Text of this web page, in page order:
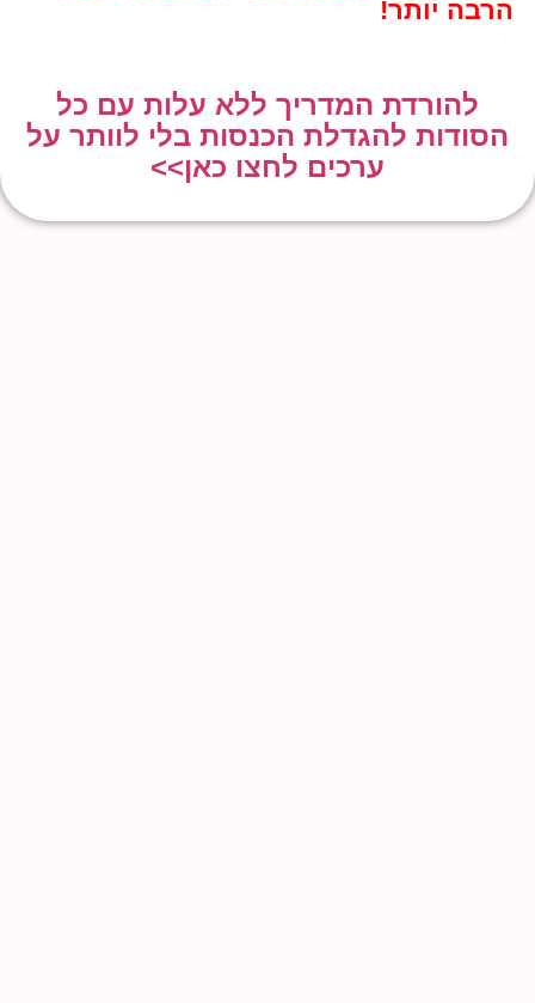
הרבה יותר!
להורדת המדריך ללא עלות עם כל
הסודות להגדלת הכנסות בלי לוותר על
ערכים לחצו כאן>>